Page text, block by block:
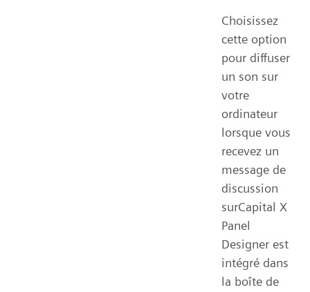
Choisissez
cette option
pour diffuser
un son sur
votre
ordinateur
lorsque vous
recevez un
message de
discussion
surCapital X
Panel
Designer est
intégré dans
la boîte de